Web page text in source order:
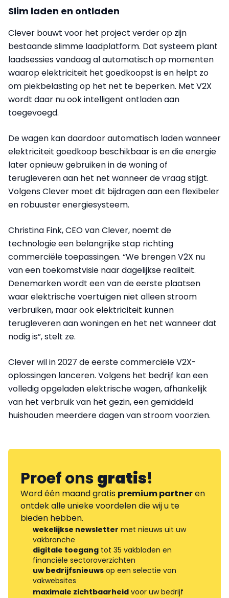
Slim laden en ontladen
Clever bouwt voor het project verder op zijn
bestaande slimme laadplatform. Dat systeem plant
laadsessies vandaag al automatisch op momenten
waarop elektriciteit het goedkoopst is en helpt zo
om piekbelasting op het net te beperken. Met V2X
wordt daar nu ook intelligent ontladen aan
toegevoegd.
De wagen kan daardoor automatisch laden wanneer
elektriciteit goedkoop beschikbaar is en die energie
later opnieuw gebruiken in de woning of
terugleveren aan het net wanneer de vraag stijgt.
Volgens Clever moet dit bijdragen aan een flexibeler
en robuuster energiesysteem.
Christina Fink, CEO van Clever, noemt de
technologie een belangrijke stap richting
commerciële toepassingen. “We brengen V2X nu
van een toekomstvisie naar dagelijkse realiteit.
Denemarken wordt een van de eerste plaatsen
waar elektrische voertuigen niet alleen stroom
verbruiken, maar ook elektriciteit kunnen
terugleveren aan woningen en het net wanneer dat
nodig is”, stelt ze.
Clever wil in 2027 de eerste commerciële V2X-
oplossingen lanceren. Volgens het bedrijf kan een
volledig opgeladen elektrische wagen, afhankelijk
van het verbruik van het gezin, een gemiddeld
huishouden meerdere dagen van stroom voorzien.
Proef onsgratis!
Word één maand gratis premium partneren
ontdek alle unieke voordelen die wij u te
bieden hebben.
wekelijkse newsletter met nieuws uit uw
vakbranche
digitale toegang tot 35 vakbladen en
financiële sectoroverzichten
uw bedrijfsnieuws op een selectie van
vakwebsites
maximale zichtbaarheid voor uw bedrijf